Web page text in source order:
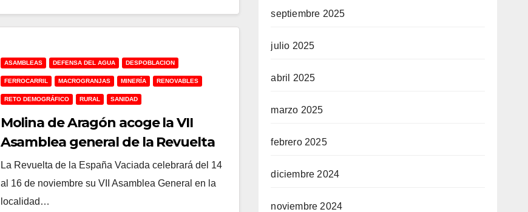
ASAMBLEAS DEFENSA DEL AGUA DESPOBLACION
FERROCARRIL MACROGRANJAS MINERÍA RENOVABLES
RETO DEMOGRÁFICO RURAL SANIDAD
Molina de Aragón acoge la VII
Asamblea general de la Revuelta
de la España Vaciada
La Revuelta de la España Vaciada celebrará del 14
al 16 de noviembre su VII Asamblea General en la
localidad…
septiembre 2025
julio 2025
abril 2025
marzo 2025
febrero 2025
diciembre 2024
noviembre 2024